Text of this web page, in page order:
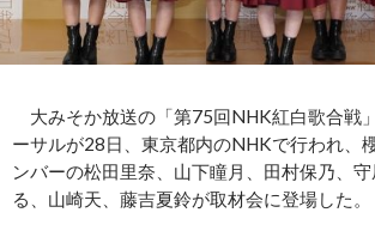
大みそか放送の「第75回NHK紅白歌合戦
ーサルが28日、東京都内のNHKで行われ、
ンバーの松田里奈、山下瞳月、田村保乃、
る、山崎天、藤吉夏鈴が取材会に登場した。